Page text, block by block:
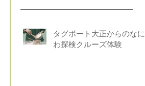
タグボート大正からのなに
わ探検クルーズ体験